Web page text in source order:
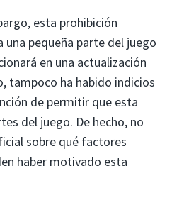
esta prohibición
pequeña parte del juego
en una actualización
tampoco ha habido indicios
de permitir que esta
del juego. De hecho, no
sobre qué factores
haber motivado esta